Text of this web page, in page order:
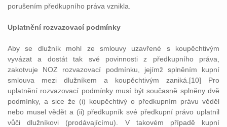
porušením předkupního práva vznikla.
Uplatnění rozvazovací podmínky
Aby se dlužník mohl ze smlouvy uzavřené s koupěchtivým
vyvázat a dostát tak své povinnosti z předkupního práva,
zakotvuje NOZ rozvazovací podmínku, jejímž splněním kupní
smlouva mezi dlužníkem a koupěchtivým zaniká.[10] Pro
uplatnění rozvazovací podmínky musí být současně splněny dvě
podmínky, a sice že (i) koupěchtivý o předkupním právu věděl
nebo musel vědět a (ii) předkupník své předkupní právo uplatnil
vůči dlužníkovi (prodávajícímu). V takovém případě kupní